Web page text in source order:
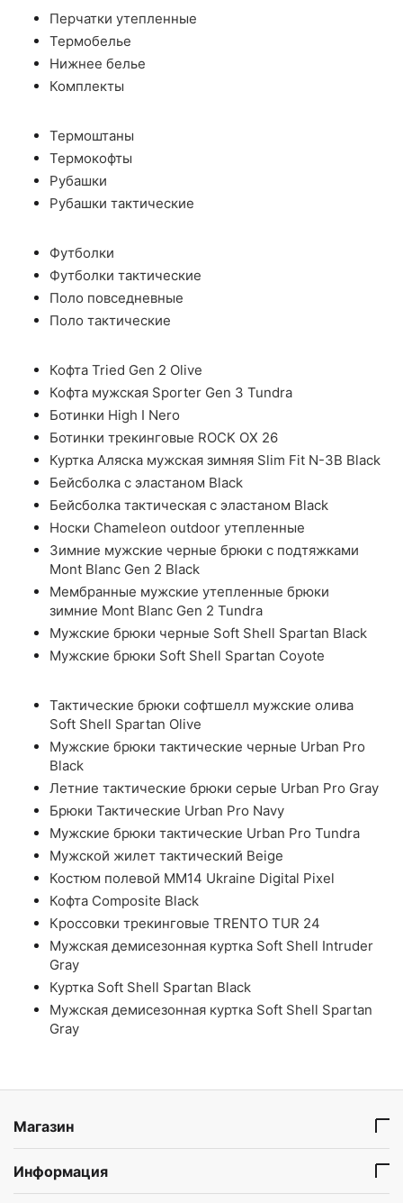
Перчатки утепленные
Термобелье
Нижнее белье
Комплекты
Термоштаны
Термокофты
Рубашки
Рубашки тактические
Футболки
Футболки тактические
Поло повседневные
Поло тактические
Кофта Tried Gen 2 Olive
Кофта мужская Sporter Gen 3 Tundra
Ботинки High I Nero
Ботинки трекинговые ROCK OX 26
Куртка Аляска мужская зимняя Slim Fit N-3B Black
Бейсболка с эластаном Black
Бейсболка тактическая с эластаном Black
Носки Chameleon outdoor утепленные
Зимние мужские черные брюки с подтяжками
Mont Blanc Gen 2 Black
Мембранные мужские утепленные брюки
зимние Mont Blanc Gen 2 Tundra
Мужские брюки черные Soft Shell Spartan Black
Мужские брюки Soft Shell Spartan Coyote
Тактические брюки софтшелл мужские олива
Soft Shell Spartan Olive
Мужские брюки тактические черные Urban Pro
Black
Летние тактические брюки серые Urban Pro Gray
Брюки Тактические Urban Pro Navy
Мужские брюки тактические Urban Pro Tundra
Мужской жилет тактический Beige
Костюм полевой ММ14 Ukraine Digital Pixel
Кофта Composite Black
Кроссовки трекинговые TRENTO TUR 24
Мужская демисезонная куртка Soft Shell Intruder
Gray
Куртка Soft Shell Spartan Black
Мужская демисезонная куртка Soft Shell Spartan
Gray
Магазин
Информация